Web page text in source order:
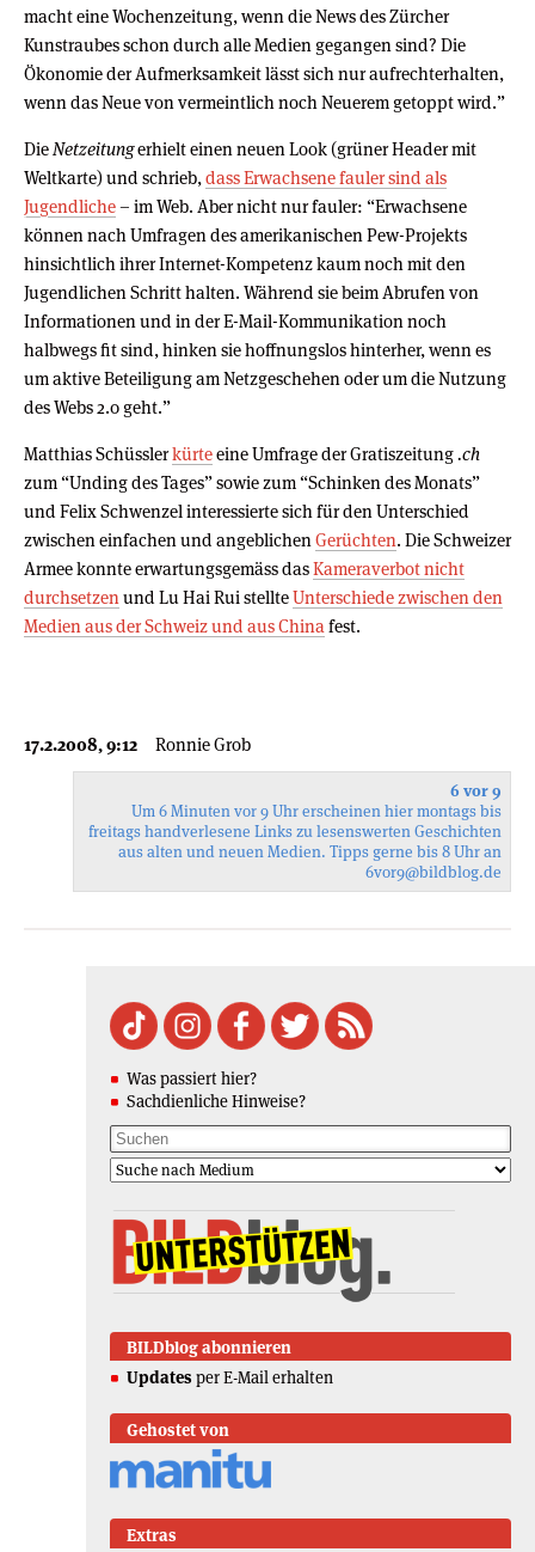
macht eine Wochenzeitung, wenn die News des Zürcher
Kunstraubes schon durch alle Medien gegangen sind? Die
Ökonomie der Aufmerksamkeit lässt sich nur aufrechterhalten,
wenn das Neue von vermeintlich noch Neuerem getoppt wird.”
Die Netzeitungerhielt einen neuen Look (grüner Header mit
Weltkarte) und schrieb, dass Erwachsene fauler sind als
Jugendliche– im Web. Aber nicht nur fauler: “Erwachsene
können nach Umfragen des amerikanischen Pew-Projekts
hinsichtlich ihrer Internet-Kompetenz kaum noch mit den
Jugendlichen Schritt halten. Während sie beim Abrufen von
Informationen und in der E-Mail-Kommunikation noch
halbwegs fit sind, hinken sie hoffnungslos hinterher, wenn es
um aktive Beteiligung am Netzgeschehen oder um die Nutzung
des Webs 2.0 geht.”
Matthias Schüsslerkürteeine Umfrage der Gratiszeitung.ch
zum “Unding des Tages” sowie zum “Schinken des Monats”
und Felix Schwenzel interessierte sich für den Unterschied
zwischen einfachen und angeblichen Gerüchten. Die Schweizer
Armee konnte erwartungsgemäss dasKameraverbot nicht
durchsetzen und Lu Hai Rui stellteUnterschiede zwischen den
Medien aus der Schweiz und aus China fest.
17.2.2008, 9:12 Ronnie Grob
6 vor 9
Um 6 Minuten vor 9 Uhr erscheinen hier montags bis
freitags handverlesene Links zu lesenswerten Geschichten
aus alten und neuen Medien. Tipps gerne bis 8 Uhr an
6vor9@bildblog.de
Was passiert hier?
Sachdienliche Hinweise?
BILDblog abonnieren
Updates per E-Mail erhalten
Gehostet von
Extras